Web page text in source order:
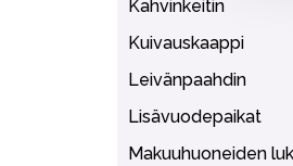
Kahvinkeitin
Kuivauskaappi
Leivänpaahdin
Lisävuodepaikat
Makuuhuoneiden